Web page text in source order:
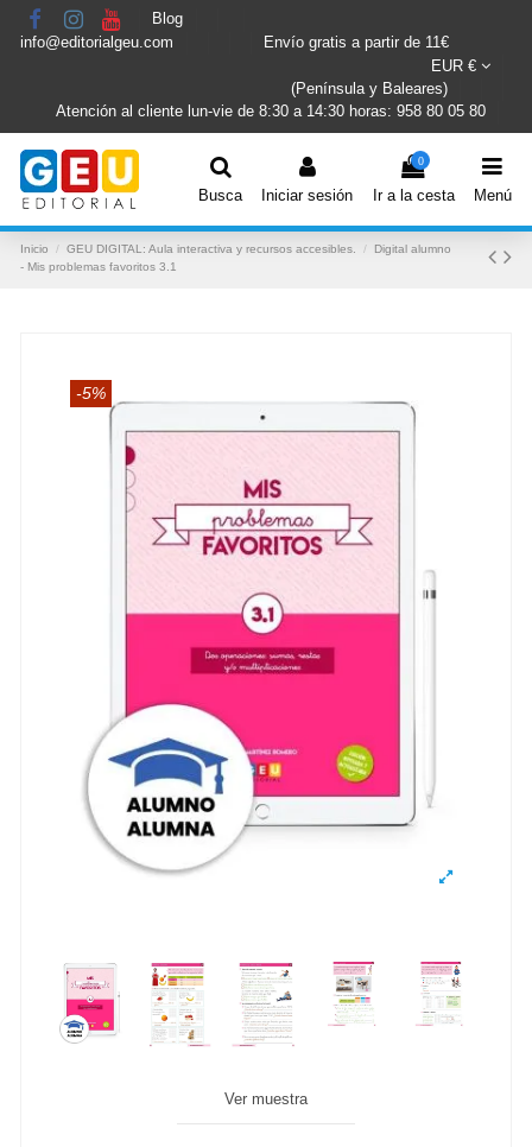
Blog
info@editorialgeu.com
Envío gratis a partir de 11€
EUR €
(Península y Baleares)
Atención al cliente lun-vie de 8:30 a 14:30 horas: 958 80 05 80
Busca Iniciar sesión
0
Ir a la cesta Menú
Inicio GEU DIGITAL: Aula interactiva y recursos accesibles.
Digital alumno
- Mis problemas favoritos 3.1
-5%
Ver muestra